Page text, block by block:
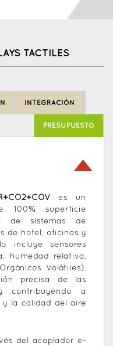
TACTILES
INTEGRACIÓN
PRESUPUESTO
es un
100% superficie
de sistemas de
de hotel, oficinas y
incluye sensores
humedad relativa,
Volátiles),
precisa de las
contribuyendo a
la calidad del aire
del acoplador e-